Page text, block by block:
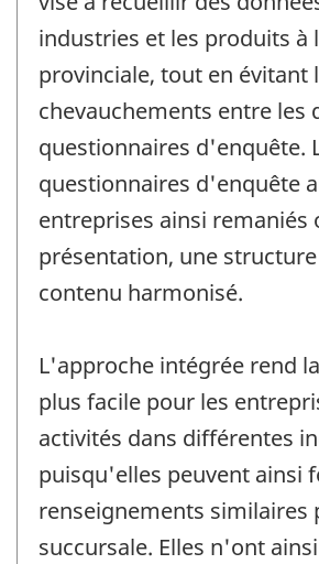
industries et les produits à
provinciale, tout en évitant
chevauchements entre les
questionnaires d'enquête.
questionnaires d'enquête
entreprises ainsi remaniés
présentation, une
contenu harmonisé.
L'approche intégrée rend
plus facile pour les
activités dans différentes
puisqu'elles peuvent ainsi
renseignements similaires
succursale. Elles n'ont